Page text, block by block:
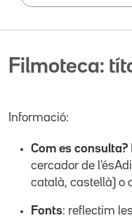
Filmoteca:
Informació:
Com es consulta?
cercador de
català, castellà) o
Fonts: reflectim